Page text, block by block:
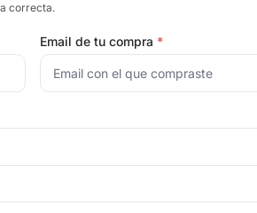
correcta.
Email de tu compra *